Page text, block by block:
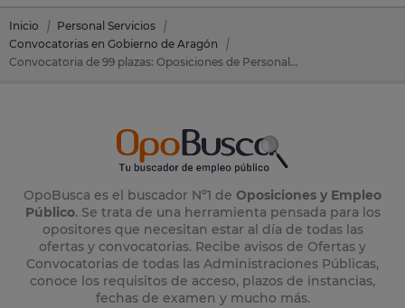
Inicio
Personal Servicios
Convocatorias en Gobierno de Aragón
Convocatoria de 99 plazas: Oposiciones de Personal Servicios en Gobierno de Aragón
OpoBusca es el buscador Nº1 de Oposiciones y Empleo
Público. Se trata de una herramienta pensada para los
opositores que necesitan estar al día de todas las
ofertas y convocatorias. Recibe avisos de Ofertas y
Convocatorias de todas las Administraciones Públicas,
conoce los requisitos de acceso, plazos de instancias,
fechas de examen y mucho más.